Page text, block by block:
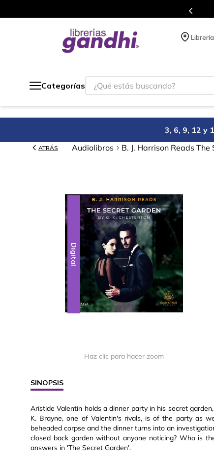
Categorías
¿Qué estás buscando?
3, 6, 9, 12 y
ATRÁS Audiolibros B. J. Harrison Reads
Digital
Haz clic para hacer zoom
SINOPSIS
Aristide Valentin holds a dinner party in his secret
K. Brayne, one of Valentin's rivals, is of the party as
beheaded corpse and the dinner turns into an
closed back garden without anyone noticing? Who is
answers in 'The Secret Garden'.